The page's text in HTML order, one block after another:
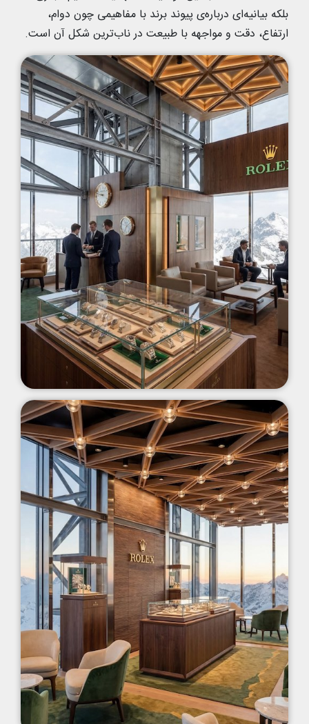
بلکه بیانیه‌ای درباره‌ی پیوند برند با مفاهیمی چون دوام،
ارتفاع، دقت و مواجهه با طبیعت در ناب‌ترین شکل آن است.